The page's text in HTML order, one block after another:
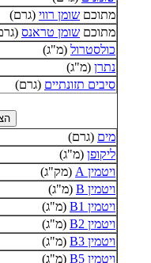
מתוכם שומן רווי (גרם)
מתוכם שומן טראנס
כולסטרול (מ"ג)
נתרן (מ"ג)
סיבים תזונתיים (גרם)
מים (גרם)
ליקופן (מ"ג)
ויטמין A
(מק"ג)
ויטמין B
(מ"ג)
ויטמין B1
(מ"ג)
ויטמין B2
(מ"ג)
ויטמין B3
(מ"ג)
ויטמין B5
(מ"ג)